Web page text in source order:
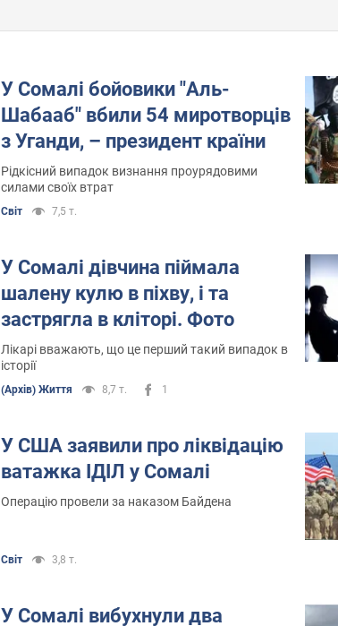
У Сомалі бойовики "Аль-
Шабааб" вбили 54 миротворців
з Уганди, – президент країни
Рідкісний випадок визнання проурядовими
силами своїх втрат
Світ 7,5 т.
У Сомалі дівчина піймала
шалену кулю в піхву, і та
застрягла в кліторі. Фото
Лікарі вважають, що це перший такий випадок в
історії
(Архів) Життя 8,7 т. 1
У США заявили про ліквідацію
ватажка ІДІЛ у Сомалі
Операцію провели за наказом Байдена
Світ 3,8 т.
У Сомалі вибухнули два